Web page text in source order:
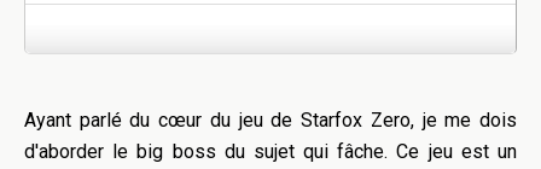
Ayant parlé du cœur du jeu de Starfox Zero, je me dois
d'aborder le big boss du sujet qui fâche. Ce jeu est un